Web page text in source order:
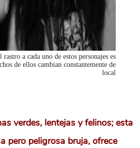
rastro a cada uno de estos personajes es
de ellos cambian constantemente de
local
verdes, lentejas y felinos; esta
pero peligrosa bruja, ofrece